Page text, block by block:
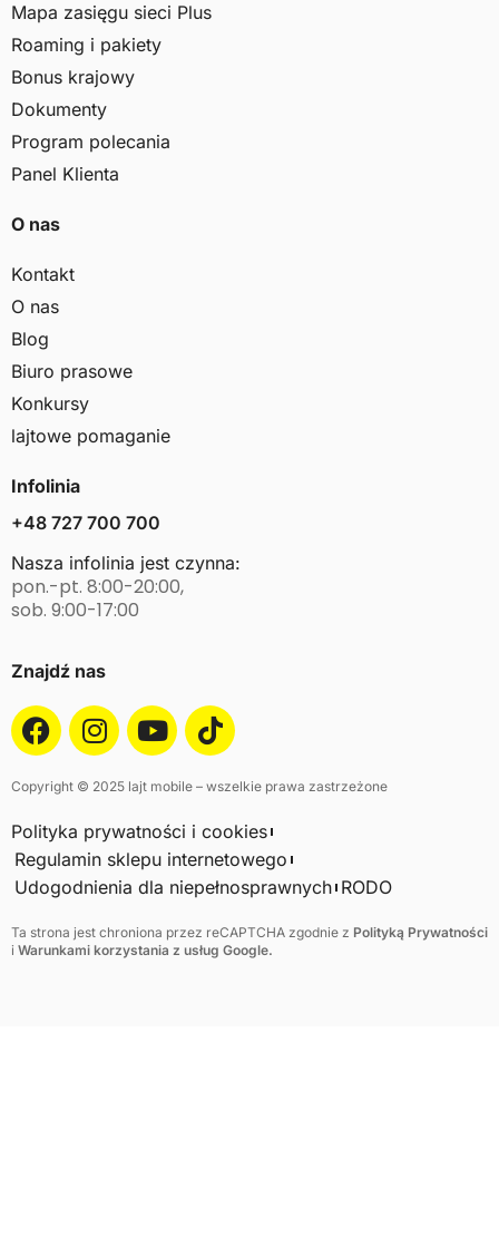
Mapa zasięgu sieci Plus
Roaming i pakiety
Bonus krajowy
Dokumenty
Program polecania
Panel Klienta
O nas
Kontakt
O nas
Blog
Biuro prasowe
Konkursy
lajtowe pomaganie
Infolinia
+48 727 700 700
Nasza infolinia jest czynna:
pon.-pt. 8:00-20:00,
sob. 9:00-17:00
Znajdź nas
Copyright © 2025 lajt mobile – wszelkie prawa zastrzeżone
Polityka prywatności i cookies
Regulamin sklepu internetowego
Udogodnienia dla niepełnosprawnych RODO
Ta strona jest chroniona przez reCAPTCHA zgodnie z Polityką Prywatności
i Warunkami korzystania z usług Google.